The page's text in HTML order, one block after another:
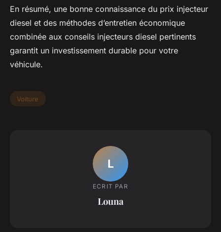
En résumé, une bonne connaissance du prix injecteur
diesel et des méthodes d’entretien économique
combinée aux conseils injecteurs diesel pertinents
garantit un investissement durable pour votre
véhicule.
Voiture
L
ECRIT PAR
Louna